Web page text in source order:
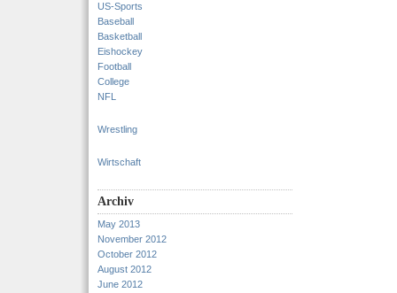
US-Sports
Baseball
Basketball
Eishockey
Football
College
NFL
Wrestling
Wirtschaft
Archiv
May 2013
November 2012
October 2012
August 2012
June 2012